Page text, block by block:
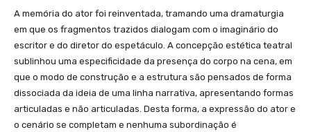
A memória do ator foi reinventada, tramando uma dramaturgia
em que os fragmentos trazidos dialogam com o imaginário do
escritor e do diretor do espetáculo. A concepção estética teatral
sublinhou uma especificidade da presença do corpo na cena, em
que o modo de construção e a estrutura são pensados de forma
dissociada da ideia de uma linha narrativa, apresentando formas
articuladas e não articuladas. Desta forma, a expressão do ator e
o cenário se completam e nenhuma subordinação é